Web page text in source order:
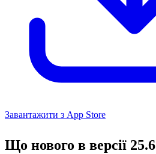
Завантажити з App Store
Що нового в версії 25.6